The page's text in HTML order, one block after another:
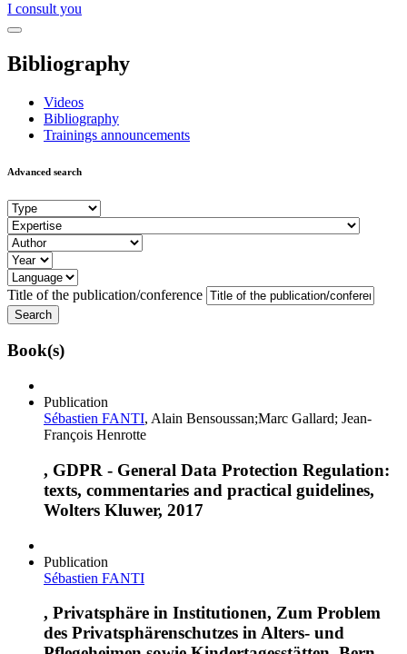
I consult you
Bibliography
Videos
Bibliography
Trainings announcements
Advanced search
Title of the publication/conference
Book(s)
Publication
Sébastien FANTI, Alain Bensoussan;Marc Gallard; Jean-
François Henrotte
, GDPR - General Data Protection Regulation:
texts, commentaries and practical guidelines,
Wolters Kluwer, 2017
Publication
Sébastien FANTI
, Privatsphäre in Institutionen, Zum Problem
des Privatsphärenschutzes in Alters- und